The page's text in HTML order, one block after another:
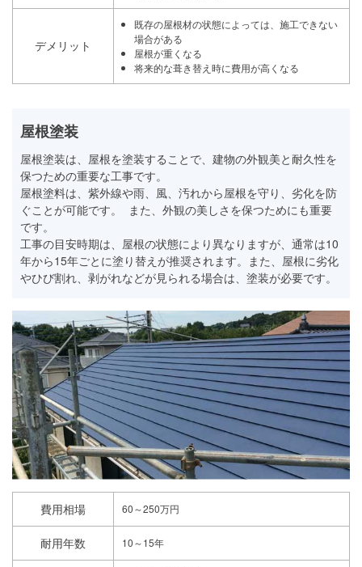
デメリット
既存の屋根材の状態によっては、施工できない
場合がある
屋根が重くなる
将来的な葺き替え時に費用が高くなる
屋根塗装
屋根塗装は、屋根を塗装することで、建物の外観美と耐久性を
保つための重要な工事です。
屋根塗料は、紫外線や雨、風、汚れから屋根を守り、劣化を防
ぐことが可能です。 また、外観の美しさを保つためにも重要
です。
工事の目安時期は、屋根の状態により異なりますが、通常は10
年から15年ごとに塗り替えが推奨されます。また、屋根に劣化
やひび割れ、剥がれなどが見られる場合は、塗装が必要です。
費用相場 60～250万円
耐用年数 10～15年